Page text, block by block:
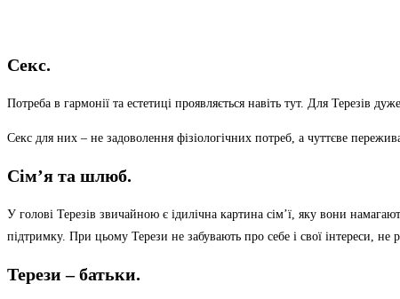
Секс.
Потреба в гармонії та естетиці проявляється навіть тут. Для Терезів
Секс для них – не задоволення фізіологічних потреб, а чуттєве
Сім’я та шлюб.
У голові Терезів звичайною є ідилічна картина сім’ї, яку вони
підтримку. При цьому Терези не забувають про себе і свої інтереси,
Терези – батьки.